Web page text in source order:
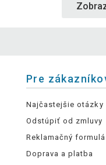
Pre
Najčastejšie otázky
Odstúpiť od zmluvy
Reklamačný
Doprava a platba